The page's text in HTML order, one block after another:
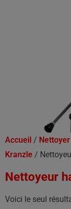
Accueil / Nettoyer
Kranzle /
Nettoyeur
Voici le seul